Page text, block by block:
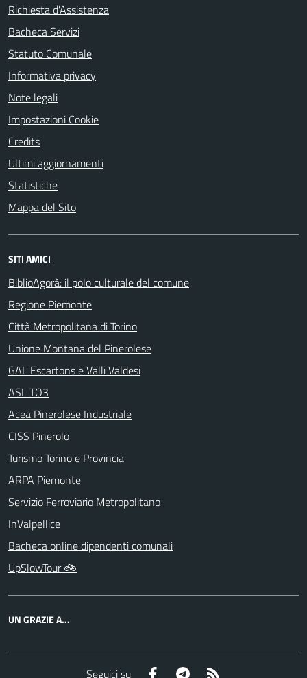
Richiesta d'Assistenza
Bacheca Servizi
Statuto Comunale
Informativa privacy
Note legali
Impostazioni Cookie
Credits
Ultimi aggiornamenti
Statistiche
Mappa del Sito
SITI AMICI
BiblioAgorà: il polo culturale del comune
Regione Piemonte
Città Metropolitana di Torino
Unione Montana del Pinerolese
GAL Escartons e Valli Valdesi
ASL TO3
Acea Pinerolese Industriale
CISS Pinerolo
Turismo Torino e Provincia
ARPA Piemonte
Servizio Ferroviario Metropolitano
InValpellice
Bacheca online dipendenti comunali
UpSlowTour 🚲
UN GRAZIE A...
Seguici su Facebook Telegram